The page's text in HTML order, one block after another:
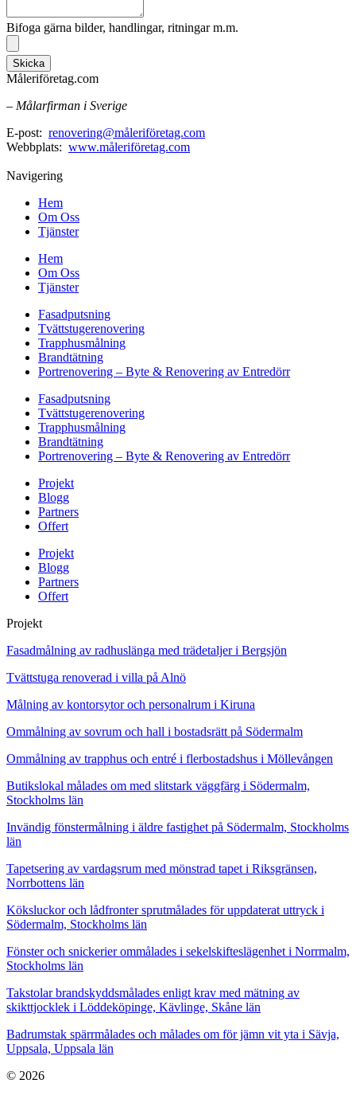
Bifoga gärna bilder, handlingar, ritningar m.m.
Skicka
Måleriföretag.com
– Målarfirman i Sverige
E-post: renovering@måleriföretag.com
Webbplats: www.måleriföretag.com
Navigering
Hem
Om Oss
Tjänster
Hem
Om Oss
Tjänster
Fasadputsning
Tvättstugerenovering
Trapphusmålning
Brandtätning
Portrenovering – Byte & Renovering av Entredörr
Fasadputsning
Tvättstugerenovering
Trapphusmålning
Brandtätning
Portrenovering – Byte & Renovering av Entredörr
Projekt
Blogg
Partners
Offert
Projekt
Blogg
Partners
Offert
Projekt
Fasadmålning av radhuslänga med trädetaljer i Bergsjön
Tvättstuga renoverad i villa på Alnö
Målning av kontorsytor och personalrum i Kiruna
Ommålning av sovrum och hall i bostadsrätt på Södermalm
Ommålning av trapphus och entré i flerbostadshus i Möllevången
Butikslokal målades om med slitstark väggfärg i Södermalm,
Stockholms län
Invändig fönstermålning i äldre fastighet på Södermalm, Stockholms
län
Tapetsering av vardagsrum med mönstrad tapet i Riksgränsen,
Norrbottens län
Köksluckor och lådfronter sprutmålades för uppdaterat uttryck i
Södermalm, Stockholms län
Fönster och snickerier ommålades i sekelskifteslägenhet i Norrmalm,
Stockholms län
Takstolar brandskyddsmålades enligt krav med mätning av
skikttjocklek i Löddeköpinge, Kävlinge, Skåne län
Badrumstak spärrmålades och målades om för jämn vit yta i Sävja,
Uppsala, Uppsala län
© 2026